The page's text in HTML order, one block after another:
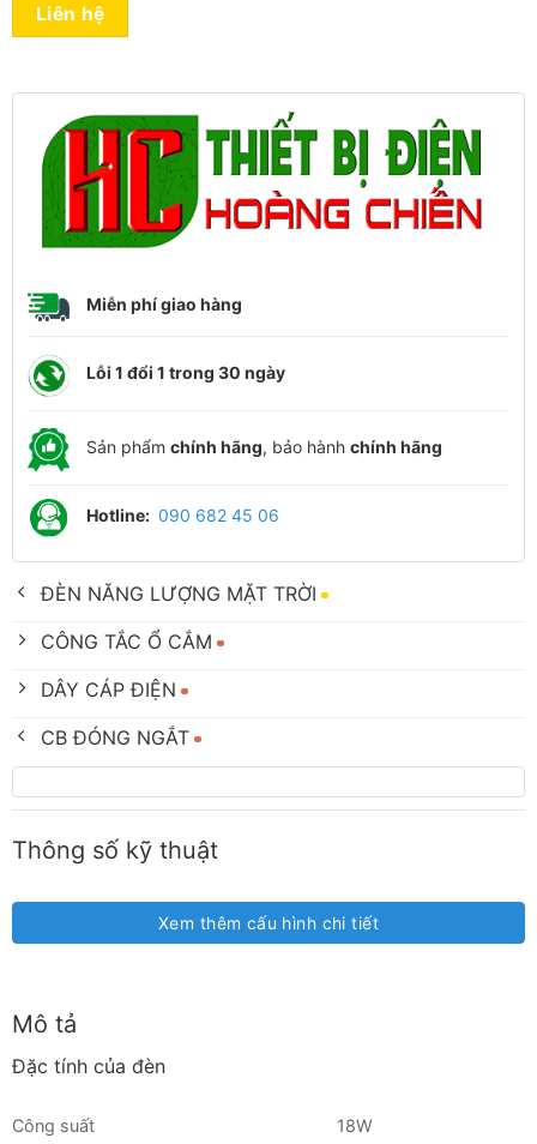
Liên hệ
Miễn phí giao hàng
Lỗi 1 đổi 1 trong 30 ngày
Sản phẩm chính hãng, bảo hành chính hãng
Hotline: 090 682 45 06
ĐÈN NĂNG LƯỢNG MẶT TRỜI
CÔNG TẮC Ổ CẮM
DÂY CÁP ĐIỆN
CB ĐÓNG NGẮT
Mô tả
Đặc tính của đèn
Công suất 18W
Thông số kỹ thuật
Xem thêm cấu hình chi tiết